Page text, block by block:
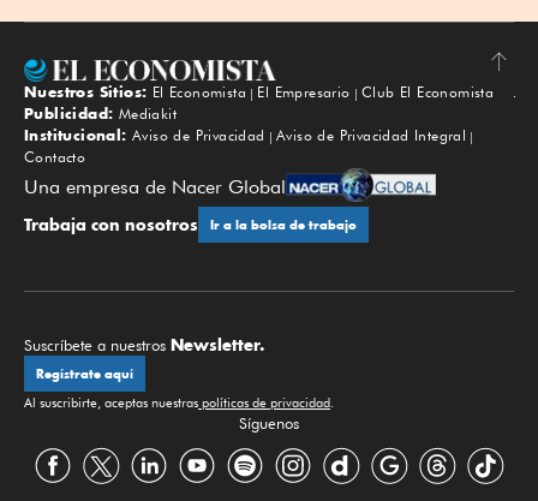
Subir
Nuestros Sitios: El Economista El Empresario
Club El Economista
Publicidad: Mediakit
Institucional: Aviso de Privacidad
Aviso de Privacidad Integral
Contacto
Una empresa de Nacer Global
Trabaja con nosotros Ir a la bolsa de trabajo
Suscríbete a nuestros Newsletter.
Regístrate aquí
Al suscribirte, aceptas nuestras políticas de privacidad
Síguenos